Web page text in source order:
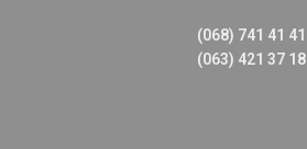
(068) 741 41 41
(063) 421 37 18